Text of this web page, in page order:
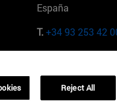
España
T.+34 93 253 42
01321001 Bela
Reject All